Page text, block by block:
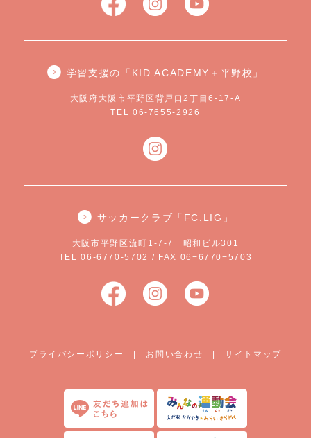
学習支援の「KID ACADEMY＋平野校」
大阪府大阪市平野区背戸口2丁目6-17-A
TEL 06-7655-2926
サッカークラブ「FC.LIG」
大阪市平野区流町1-7-7 昭和ビル301
TEL 06-6770-5702 / FAX 06−6770−5703
プライバシーポリシー お問い合わせ |サイトマップ